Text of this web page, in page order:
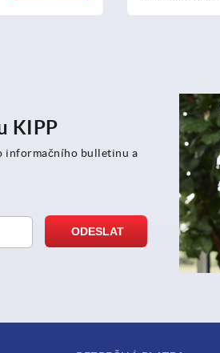
KIPP
informačního bulletinu a